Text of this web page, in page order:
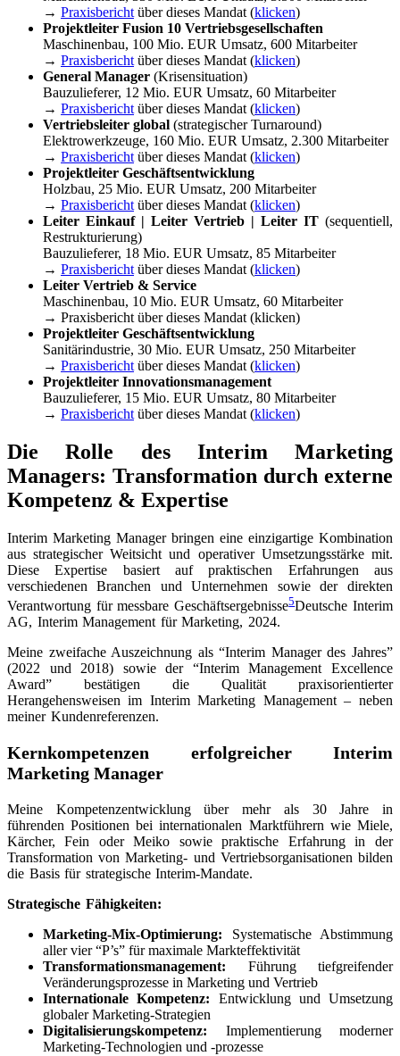
→ Praxisbericht über dieses Mandat (klicken)
Projektleiter Fusion 10 Vertriebsgesellschaften
Maschinenbau, 100 Mio. EUR Umsatz, 600 Mitarbeiter
→ Praxisbericht über dieses Mandat (klicken)
General Manager (Krisensituation)
Bauzulieferer, 12 Mio. EUR Umsatz, 60 Mitarbeiter
→ Praxisbericht über dieses Mandat (klicken)
Vertriebsleiter global (strategischer Turnaround)
Elektrowerkzeuge, 160 Mio. EUR Umsatz, 2.300 Mitarbeiter
→ Praxisbericht über dieses Mandat (klicken)
Projektleiter Geschäftsentwicklung
Holzbau, 25 Mio. EUR Umsatz, 200 Mitarbeiter
→ Praxisbericht über dieses Mandat (klicken)
Leiter Einkauf | Leiter Vertrieb | Leiter IT (sequentiell,
Restrukturierung)
Bauzulieferer, 18 Mio. EUR Umsatz, 85 Mitarbeiter
→ Praxisbericht über dieses Mandat (klicken)
Leiter Vertrieb & Service
Maschinenbau, 10 Mio. EUR Umsatz, 60 Mitarbeiter
→ Praxisbericht über dieses Mandat (klicken)
Projektleiter Geschäftsentwicklung
Sanitärindustrie, 30 Mio. EUR Umsatz, 250 Mitarbeiter
→ Praxisbericht über dieses Mandat (klicken)
Projektleiter Innovationsmanagement
Bauzulieferer, 15 Mio. EUR Umsatz, 80 Mitarbeiter
→ Praxisbericht über dieses Mandat (klicken)
Die Rolle des Interim Marketing
Managers: Transformation durch externe
Kompetenz & Expertise
Interim Marketing Manager bringen eine einzigartige Kombination
aus strategischer Weitsicht und operativer Umsetzungsstärke mit.
Diese Expertise basiert auf praktischen Erfahrungen aus
verschiedenen Branchen und Unternehmen sowie der direkten
Verantwortung für messbare Geschäftsergebnisse5Deutsche Interim
AG, Interim Management für Marketing, 2024.
Meine zweifache Auszeichnung als “Interim Manager des Jahres”
(2022 und 2018) sowie der “Interim Management Excellence
Award” bestätigen die Qualität praxisorientierter
Herangehensweisen im Interim Marketing Management – neben
meiner Kundenreferenzen.
Kernkompetenzen erfolgreicher Interim
Marketing Manager
Meine Kompetenzentwicklung über mehr als 30 Jahre in
führenden Positionen bei internationalen Marktführern wie Miele,
Kärcher, Fein oder Meiko sowie praktische Erfahrung in der
Transformation von Marketing- und Vertriebsorganisationen bilden
die Basis für strategische Interim-Mandate.
Strategische Fähigkeiten:
Marketing-Mix-Optimierung: Systematische Abstimmung
aller vier “P’s” für maximale Markteffektivität
Transformationsmanagement: Führung tiefgreifender
Veränderungsprozesse in Marketing und Vertrieb
Internationale Kompetenz: Entwicklung und Umsetzung
globaler Marketing-Strategien
Digitalisierungskompetenz: Implementierung moderner
Marketing-Technologien und -prozesse